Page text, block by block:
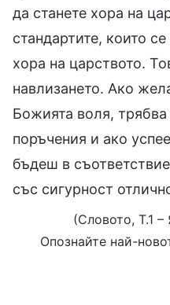
да станете хора на
стандартите, които
хора на царството.
навлизането. Ако
Божията воля,
поръчения и ако
бъдеш в
със сигурност
(Словото, Т.1 –
Опознайте най-